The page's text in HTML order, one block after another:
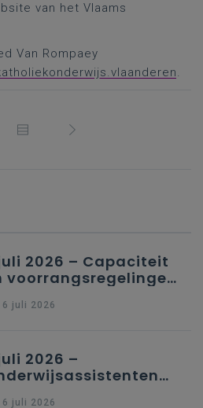
van het Vlaams
Van Rompaey
.
2026 – Capaciteit
voorrangsregelingen
onderwijs in
6 juli 2026
2026 –
6 juli 2026